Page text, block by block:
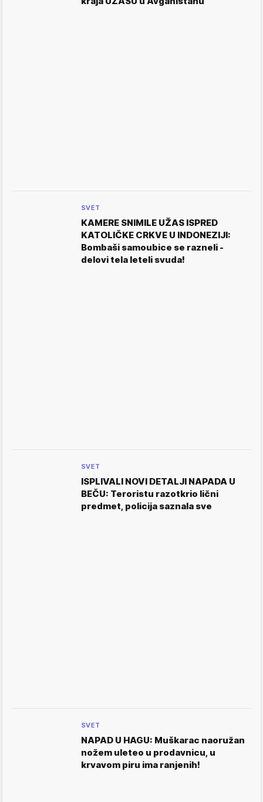
SVET
KAMERE SNIMILE UŽAS ISPRED
KATOLIČKE CRKVE U INDONEZIJI:
Bombaši samoubice se razneli -
delovi tela leteli svuda!
SVET
ISPLIVALI NOVI DETALJI NAPADA U
BEČU: Teroristu razotkrio lični
predmet, policija saznala sve
SVET
NAPAD U HAGU: Muškarac naoružan
nožem uleteo u prodavnicu, u
krvavom piru ima ranjenih!